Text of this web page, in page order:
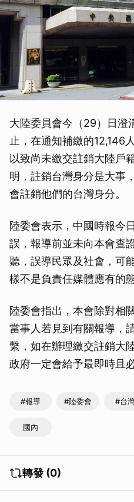
大陸委員會今（29）日澄
止，在通知補繳的12,146
以致尚未繳交註銷大陸戶
明，註銷台灣身分是大事
會註銷他們的台灣身分。
陸委會表示，中國時報今
誤，報導前並未向本會查
聽，誤導民眾及社會，可
樣不是負責任媒體應有的態
陸委會指出，本會除對相
當事人若見到有關報導，
繫，如在辦理繳交註銷大
政府一定會給予最即時且
#報導 #陸委會 #台
國內
轉發 (0)
取消